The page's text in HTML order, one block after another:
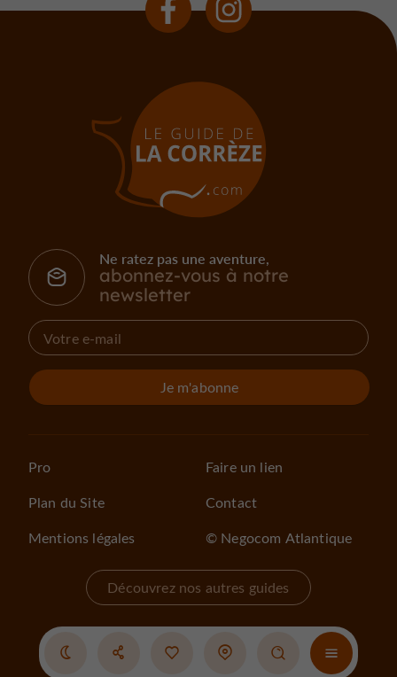
Ne ratez pas une aventure,
abonnez-vous à notre
newsletter
Je m'abonne
Pro
Plan du Site
Mentions légales
Faire un lien
Contact
© Negocom Atlantique
Découvrez nos autres guides